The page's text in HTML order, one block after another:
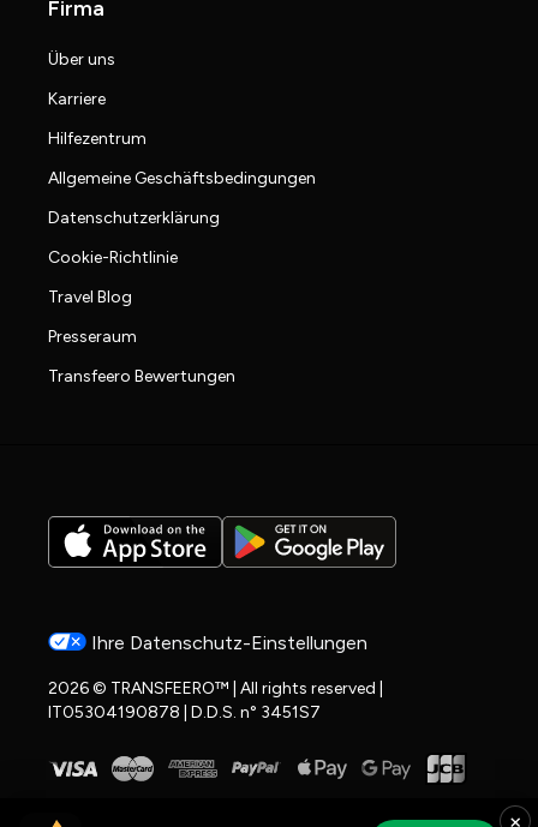
Firma
Über uns
Karriere
Hilfezentrum
Allgemeine Geschäftsbedingungen
Datenschutzerklärung
Cookie-Richtlinie
Travel Blog
Presseraum
Transfeero Bewertungen
Ihre Datenschutz-Einstellungen
2026 © TRANSFEERO™ | All rights reserved |
IT05304190878 | D.D.S. n° 3451S7
×